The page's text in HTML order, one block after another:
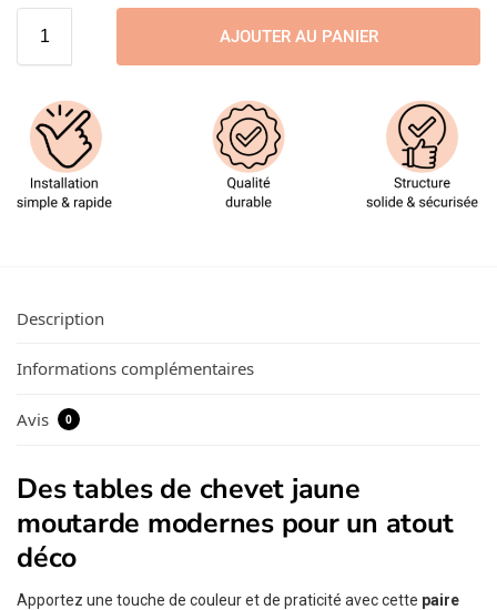
AJOUTER AU PANIER
Description
Informations complémentaires
Avis 0
Des tables de chevet jaune
moutarde modernes pour un atout
déco
Apportez une touche de couleur et de praticité avec cette paire